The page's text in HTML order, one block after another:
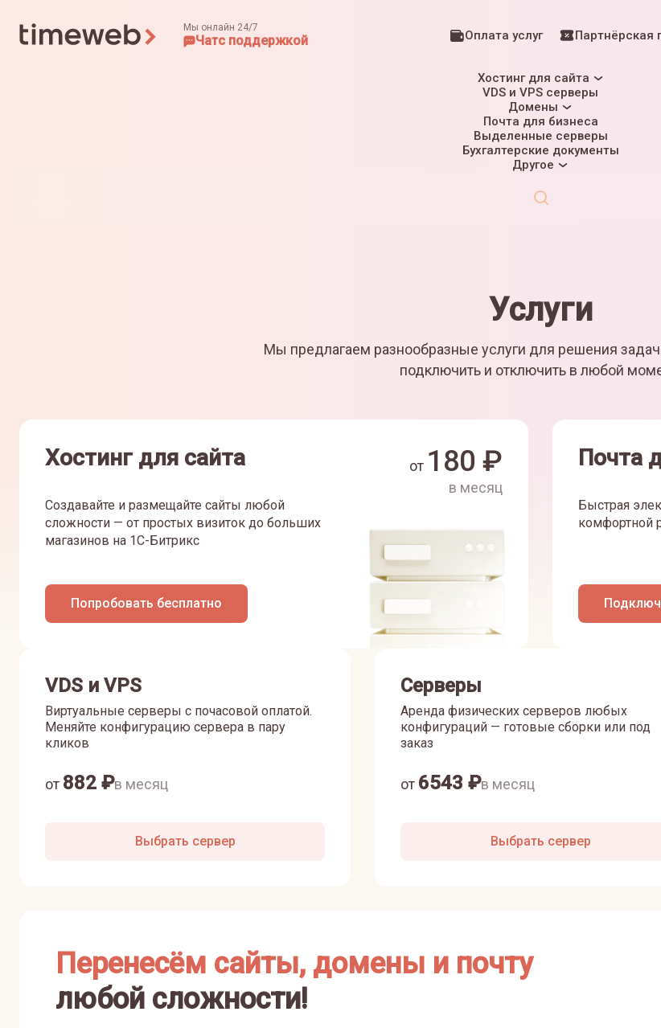
Мы онлайн 24/7
Чатс поддержкой Оплата услуг Партнёрская
Хостинг для сайта
VDS и VPS серверы
Домены
Почта для бизнеса
Выделенные серверы
Бухгалтерские документы
Другое
Услуги
Мы предлагаем разнообразные услуги для решения
подключить и отключить в любой
Хостинг для сайта
Создавайте и размещайте сайты любой
сложности — от простых визиток до больших
магазинов на 1С-Битрикс
Попробовать бесплатно
от 180 ₽
в месяц
Почта
Быстрая
комфортной
VDS и VPS
Виртуальные серверы с почасовой оплатой.
Меняйте конфигурацию сервера в пару
кликов
от 882 ₽в месяц
Выбрать сервер
Серверы
Аренда физических серверов любых
конфигураций — готовые сборки или под
заказ
от 6543 ₽в месяц
Выбрать сервер
Перенесём сайты, домены и почту
любой сложности!